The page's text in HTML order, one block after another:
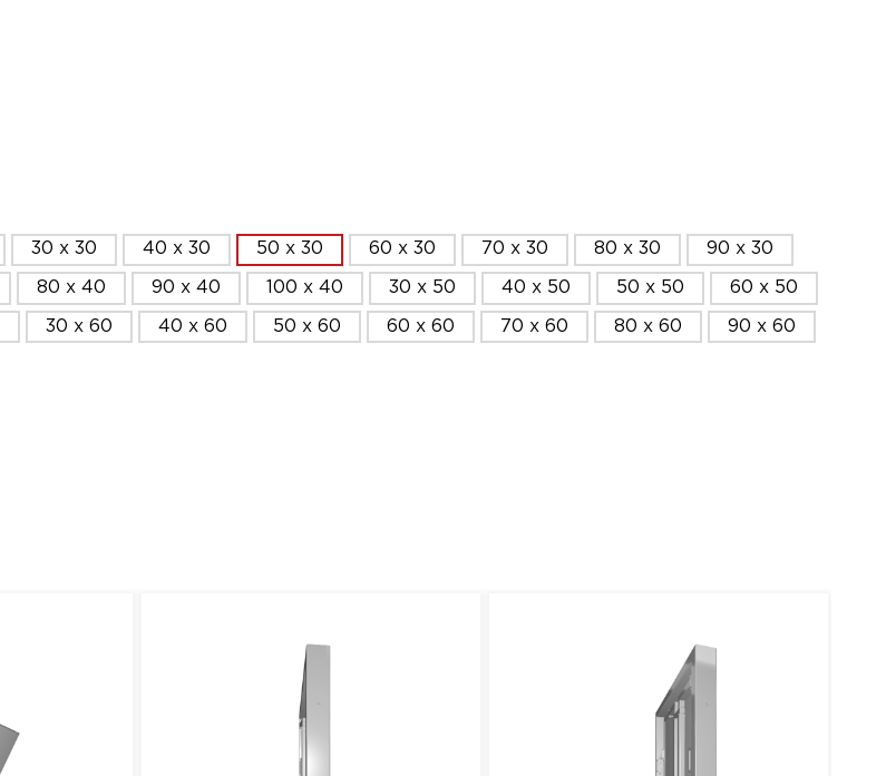
30 x 30 40 x 30 50 x 30 60 x 30 70 x 30 80 x 30 90 x 30
80 x 40 90 x 40 100 x 40 30 x 50 40 x 50 50 x 50 60 x 50
30 x 60 40 x 60 50 x 60 60 x 60 70 x 60 80 x 60 90 x 60